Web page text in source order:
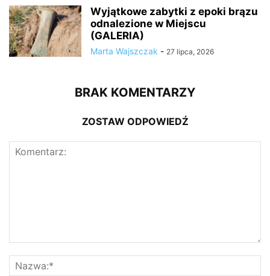
Wyjątkowe zabytki z epoki brązu
odnalezione w Miejscu
(GALERIA)
Marta Wajszczak - 27 lipca, 2026
BRAK KOMENTARZY
ZOSTAW ODPOWIEDŹ